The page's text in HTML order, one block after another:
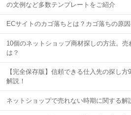
の文例など多数テンプレートをご紹介
ECサイトのカゴ落ちとは？カゴ落ちの原
10個のネットショップ商材探しの方法。売
は？
【完全保存版】信頼できる仕入先の探し
解説！
ネットショップで売れない時期に関する解